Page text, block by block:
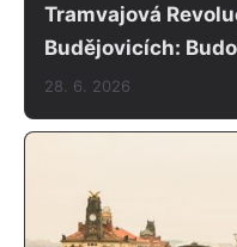
Tramvajová
Budějovicích:
28. 6. 2026